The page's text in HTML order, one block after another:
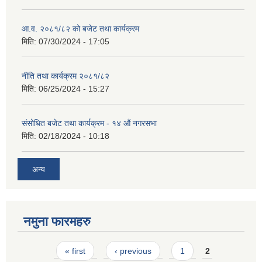
आ.व. २०८१/८२ को बजेट तथा कार्यक्रम
मिति: 07/30/2024 - 17:05
नीति तथा कार्यक्रम २०८१/८२
मिति: 06/25/2024 - 15:27
संसोधित बजेट तथा कार्यक्रम - १४ औं नगरसभा
मिति: 02/18/2024 - 10:18
अन्य
नमुना फारमहरु
Pages« first ‹ previous 1 2